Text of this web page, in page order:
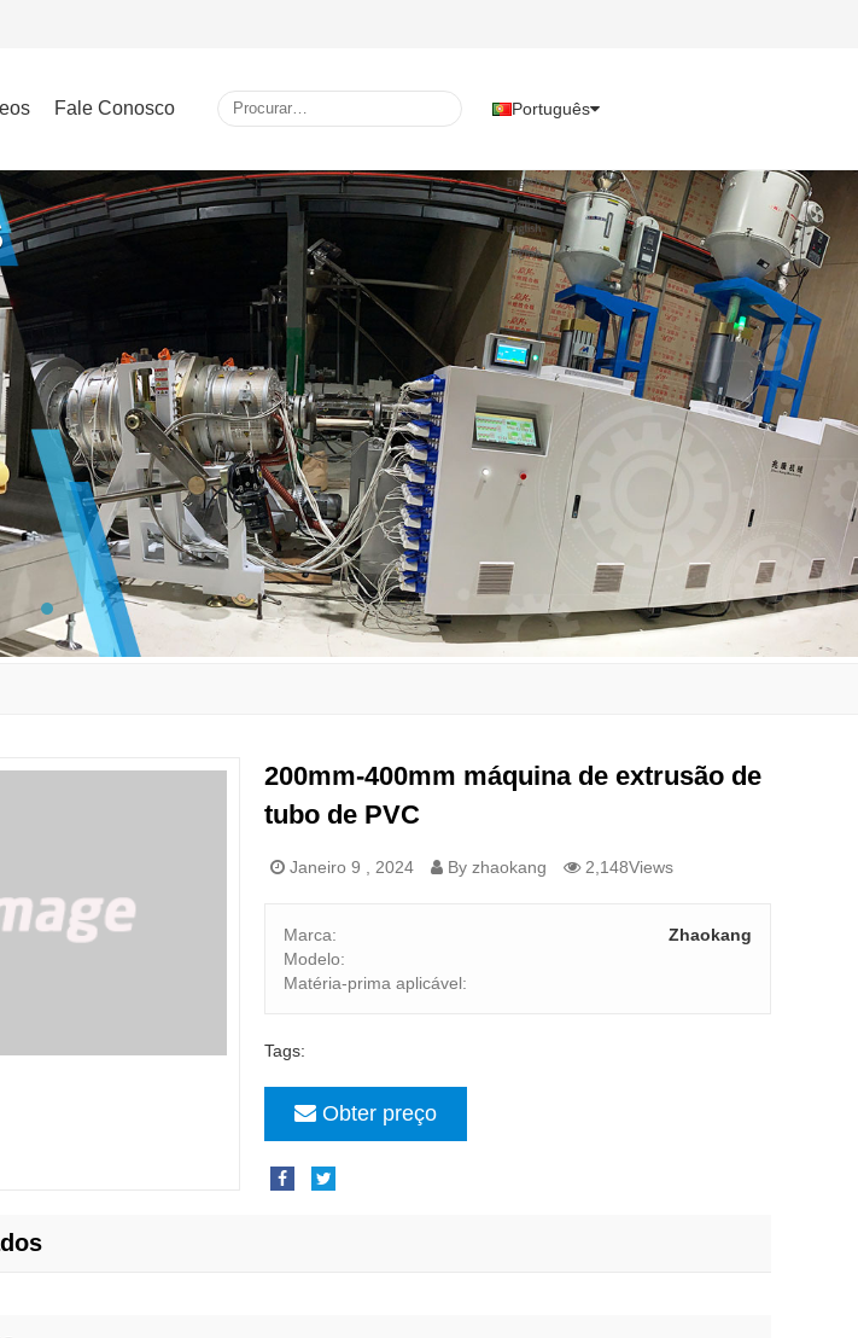
Fale Conosco Português
200mm-400mm máquina de extrusão de
tubo de PVC
Janeiro 9 , 2024 By zhaokang 2,148Views
Marca:
Zhaokang
Modelo:
Matéria-prima aplicável:
Tags:
Obter preço